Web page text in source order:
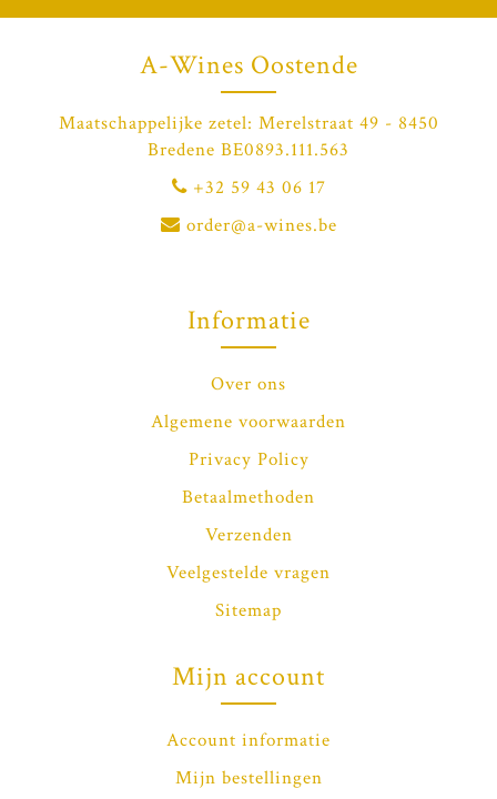
A-Wines Oostende
Maatschappelijke zetel: Merelstraat 49 - 8450
Bredene BE0893.111.563
+32 59 43 06 17
order@a-wines.be
Informatie
Over ons
Algemene voorwaarden
Privacy Policy
Betaalmethoden
Verzenden
Veelgestelde vragen
Sitemap
Mijn account
Account informatie
Mijn bestellingen